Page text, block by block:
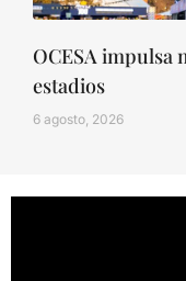
OCESA impulsa
estadios
6 agosto, 2026